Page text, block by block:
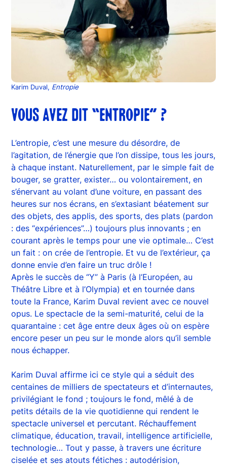
Karim Duval, Entropie
VOUS AVEZ DIT “ENTROPIE” ?
L’entropie, c’est une mesure du désordre, de
l’agitation, de l’énergie que l’on dissipe, tous les jours,
à chaque instant. Naturellement, par le simple fait de
bouger, se gratter, exister… ou volontairement, en
s’énervant au volant d’une voiture, en passant des
heures sur nos écrans, en s’extasiant béatement sur
des objets, des applis, des sports, des plats (pardon
: des “expériences”…) toujours plus innovants ; en
courant après le temps pour une vie optimale… C’est
un fait : on crée de l’entropie. Et vu de l’extérieur, ça
donne envie d’en faire un truc drôle !
Après le succès de “Y” à Paris (à l’Européen, au
Théâtre Libre et à l’Olympia) et en tournée dans
toute la France, Karim Duval revient avec ce nouvel
opus. Le spectacle de la semi-maturité, celui de la
quarantaine : cet âge entre deux âges où on espère
encore peser un peu sur le monde alors qu’il semble
nous échapper.
Karim Duval affirme ici ce style qui a séduit des
centaines de milliers de spectateurs et d’internautes,
privilégiant le fond ; toujours le fond, mêlé à de
petits détails de la vie quotidienne qui rendent le
spectacle universel et percutant. Réchauffement
climatique, éducation, travail, intelligence artificielle,
technologie… Tout y passe, à travers une écriture
ciselée et ses atouts fétiches : autodérision,